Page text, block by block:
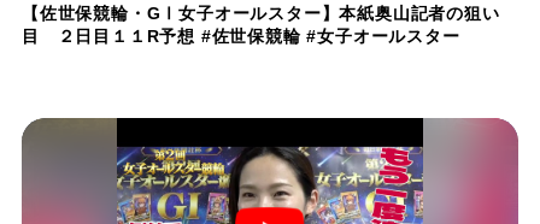
【佐世保競輪・GⅠ女子オールスター】本紙奥山記者の狙い
目 ２日目１１R予想 #佐世保競輪 #女子オールスター